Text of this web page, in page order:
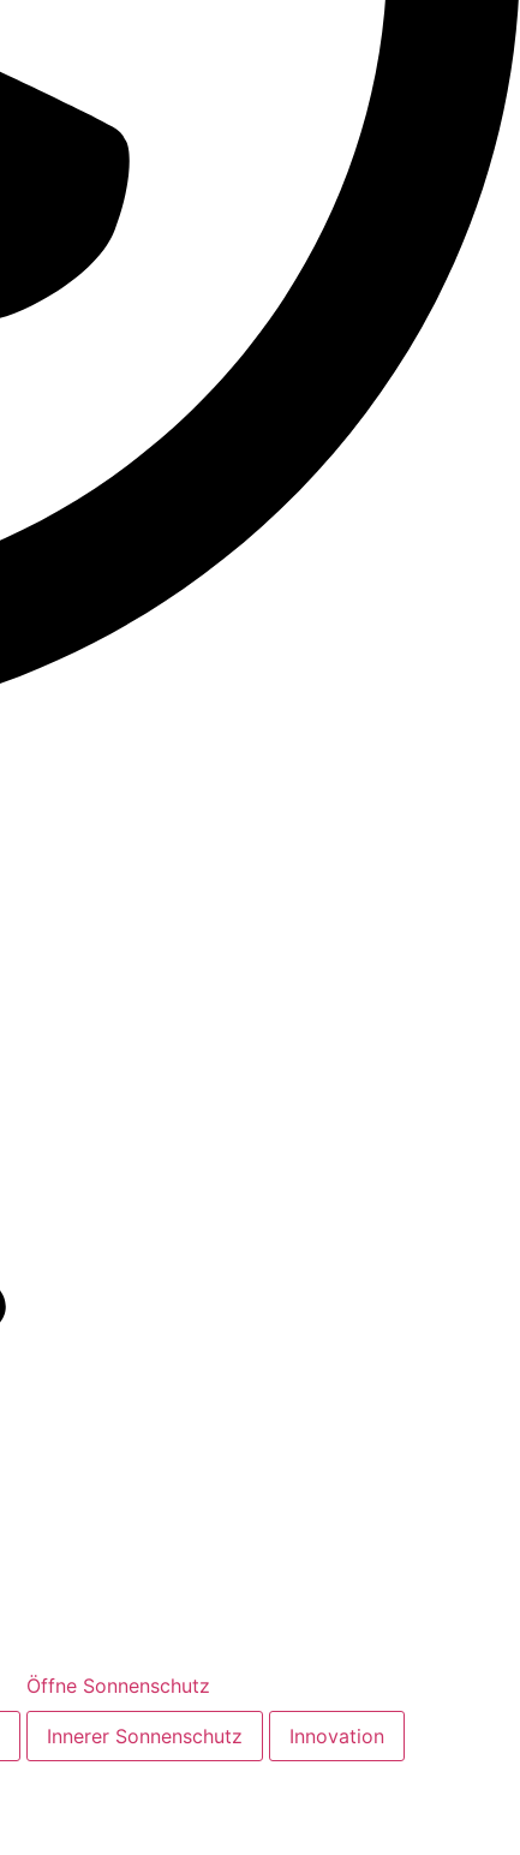
Öffne Sonnenschutz
Innerer Sonnenschutz Innovation